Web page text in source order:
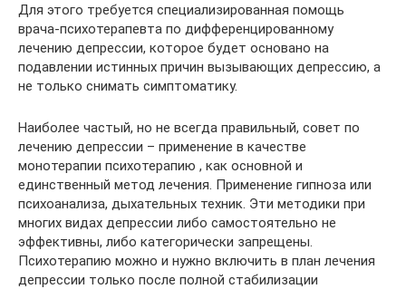
Для этого требуется специализированная помощь
врача-психотерапевта по дифференцированному
лечению депрессии, которое будет основано на
подавлении истинных причин вызывающих депрессию, а
не только снимать симптоматику.
Наиболее частый, но не всегда правильный, совет по
лечению депрессии – применение в качестве
монотерапии психотерапию , как основной и
единственный метод лечения. Применение гипноза или
психоанализа, дыхательных техник. Эти методики при
многих видах депрессии либо самостоятельно не
эффективны, либо категорически запрещены.
Психотерапию можно и нужно включить в план лечения
депрессии только после полной стабилизации